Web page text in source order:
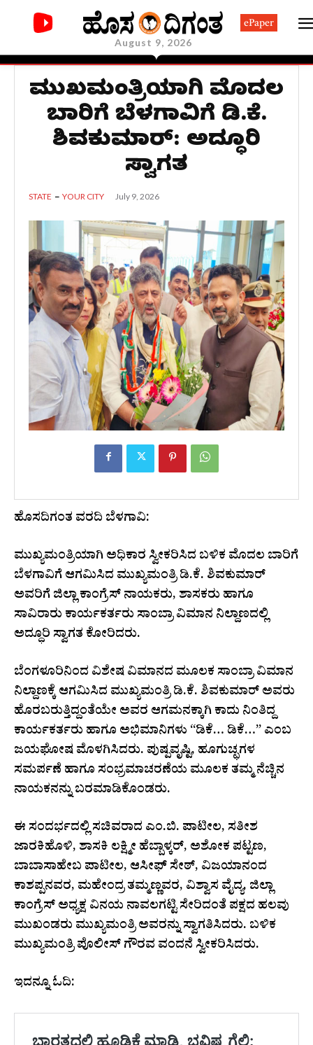
August 9, 2026
ePaper
ಮುಖ್ಯಮಂತ್ರಿಯಾಗಿ ಮೊದಲ
ಬಾರಿಗೆ ಬೆಳಗಾವಿಗೆ ಡಿ.ಕೆ.
ಶಿವಕುಮಾರ್: ಅದ್ಧೂರಿ
ಸ್ವಾಗತ
STATE YOUR CITY July 9, 2026
ಹೊಸದಿಗಂತ ವರದಿ ಬೆಳಗಾವಿ:
ಮುಖ್ಯಮಂತ್ರಿಯಾಗಿ ಅಧಿಕಾರ ಸ್ವೀಕರಿಸಿದ ಬಳಿಕ ಮೊದಲ ಬಾರಿಗೆ
ಬೆಳಗಾವಿಗೆ ಆಗಮಿಸಿದ ಮುಖ್ಯಮಂತ್ರಿ ಡಿ.ಕೆ. ಶಿವಕುಮಾರ್
ಅವರಿಗೆ ಜಿಲ್ಲಾ ಕಾಂಗ್ರೆಸ್ ನಾಯಕರು, ಶಾಸಕರು ಹಾಗೂ
ಸಾವಿರಾರು ಕಾರ್ಯಕರ್ತರು ಸಾಂಬ್ರಾ ವಿಮಾನ ನಿಲ್ದಾಣದಲ್ಲಿ
ಅದ್ಧೂರಿ ಸ್ವಾಗತ ಕೋರಿದರು.
ಬೆಂಗಳೂರಿನಿಂದ ವಿಶೇಷ ವಿಮಾನದ ಮೂಲಕ ಸಾಂಬ್ರಾ ವಿಮಾನ
ನಿಲ್ದಾಣಕ್ಕೆ ಆಗಮಿಸಿದ ಮುಖ್ಯಮಂತ್ರಿ ಡಿ.ಕೆ. ಶಿವಕುಮಾರ್ ಅವರು
ಹೊರಬರುತ್ತಿದ್ದಂತೆಯೇ ಅವರ ಆಗಮನಕ್ಕಾಗಿ ಕಾದು ನಿಂತಿದ್ದ
ಕಾರ್ಯಕರ್ತರು ಹಾಗೂ ಅಭಿಮಾನಿಗಳು “ಡಿಕೆ… ಡಿಕೆ…” ಎಂಬ
ಜಯಘೋಷ ಮೊಳಗಿಸಿದರು. ಪುಷ್ಪವೃಷ್ಟಿ, ಹೂಗುಚ್ಛಗಳ
ಸಮರ್ಪಣೆ ಹಾಗೂ ಸಂಭ್ರಮಾಚರಣೆಯ ಮೂಲಕ ತಮ್ಮ ನೆಚ್ಚಿನ
ನಾಯಕನನ್ನು ಬರಮಾಡಿಕೊಂಡರು.
ಈ ಸಂದರ್ಭದಲ್ಲಿ ಸಚಿವರಾದ ಎಂ.ಬಿ. ಪಾಟೀಲ, ಸತೀಶ
ಜಾರಕಿಹೊಳಿ, ಶಾಸಕಿ ಲಕ್ಷ್ಮೀ ಹೆಬ್ಬಾಳ್ಕರ್, ಅಶೋಕ ಪಟ್ಟಣ,
ಬಾಬಾಸಾಹೇಬ ಪಾಟೀಲ, ಆಸೀಫ್ ಸೇಠ್, ವಿಜಯಾನಂದ
ಕಾಶಪ್ಪನವರ, ಮಹೇಂದ್ರ ತಮ್ಮಣ್ಣವರ, ವಿಶ್ವಾಸ ವೈದ್ಯ, ಜಿಲ್ಲಾ
ಕಾಂಗ್ರೆಸ್ ಅಧ್ಯಕ್ಷ ವಿನಯ ನಾವಲಗಟ್ಟಿ ಸೇರಿದಂತೆ ಪಕ್ಷದ ಹಲವು
ಮುಖಂಡರು ಮುಖ್ಯಮಂತ್ರಿ ಅವರನ್ನು ಸ್ವಾಗತಿಸಿದರು. ಬಳಿಕ
ಮುಖ್ಯಮಂತ್ರಿ ಪೊಲೀಸ್ ಗೌರವ ವಂದನೆ ಸ್ವೀಕರಿಸಿದರು.
ಇದನ್ನೂ ಓದಿ: